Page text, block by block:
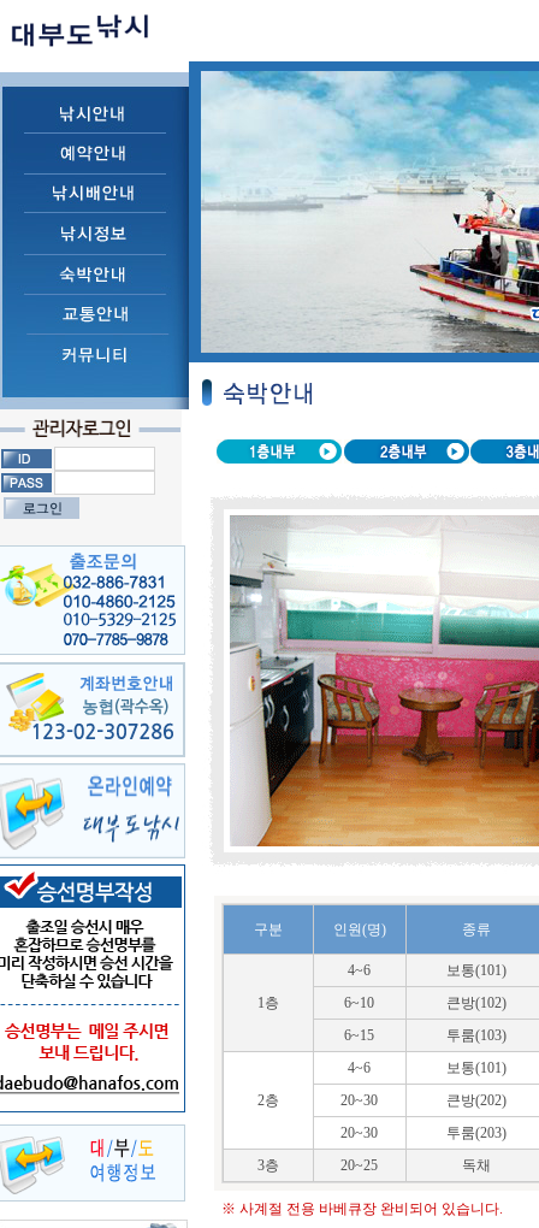
구분 인원(명) 종류
1층
4~6
보통(101)
6~10
큰방(102)
6~15
투룸(103)
2층
4~6
보통(101)
20~30
큰방(202)
20~30
투룸(203)
3층
20~25 독채
※ 사계절 전용 바베큐장 완비되어 있습니다.